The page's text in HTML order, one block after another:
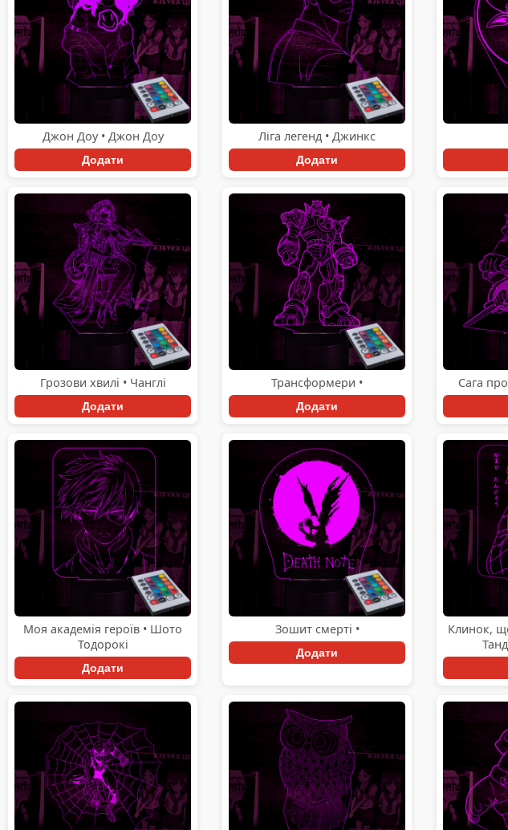
Джон Доу • Джон Доу
Додати
Ліга легенд • Джинкс
Додати
Грозови хвилі • Чанглі
Додати
Трансформери •
Додати
Сага
Моя академія героїв • Шото
Тодорокі
Додати
Зошит смерті •
Додати
Клинок,